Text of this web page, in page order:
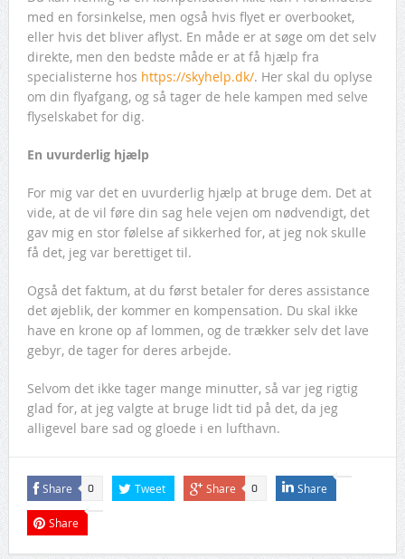
med en forsinkelse, men også hvis flyet er overbooket,
eller hvis det bliver aflyst. En måde er at søge om det selv
direkte, men den bedste måde er at få hjælp fra
specialisterne hos https://skyhelp.dk/. Her skal du oplyse
om din flyafgang, og så tager de hele kampen med selve
flyselskabet for dig.
En uvurderlig hjælp
For mig var det en uvurderlig hjælp at bruge dem. Det at
vide, at de vil føre din sag hele vejen om nødvendigt, det
gav mig en stor følelse af sikkerhed for, at jeg nok skulle
få det, jeg var berettiget til.
Også det faktum, at du først betaler for deres assistance
det øjeblik, der kommer en kompensation. Du skal ikke
have en krone op af lommen, og de trækker selv det lave
gebyr, de tager for deres arbejde.
Selvom det ikke tager mange minutter, så var jeg rigtig
glad for, at jeg valgte at bruge lidt tid på det, da jeg
alligevel bare sad og gloede i en lufthavn.
Share 0 Tweet Share 0 Share
Share